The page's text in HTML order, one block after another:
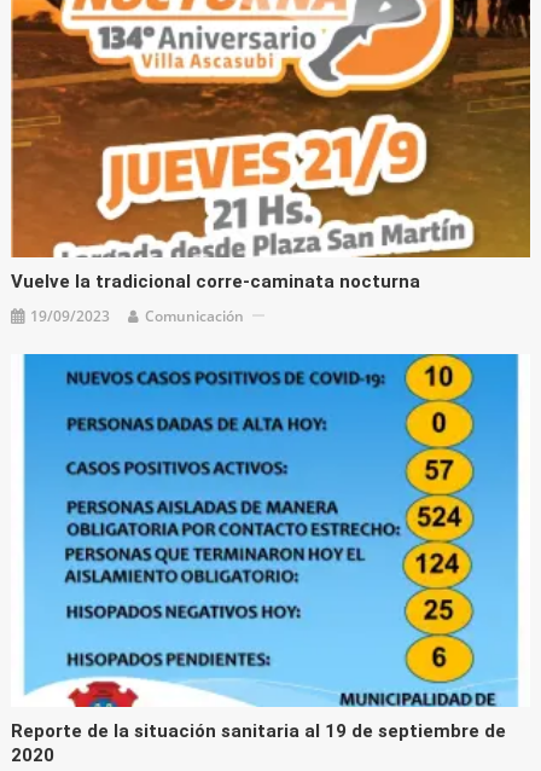
Vuelve la tradicional corre-caminata nocturna
19/09/2023 Comunicación
Reporte de la situación sanitaria al 19 de septiembre de
2020